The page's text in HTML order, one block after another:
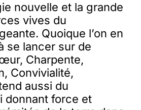
nouvelle et la grande
vives du
Quoique l’on en
se lancer sur de
Charpente,
Convivialité,
aussi du
donnant force et